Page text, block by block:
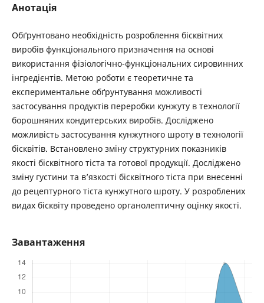
Анотація
Обґрунтовано необхідність розроблення бісквітних
виробів функціонального призначення на основі
використання фізіологічно-функціональних сировинних
інгредієнтів. Метою роботи є теоретичне та
експериментальне обґрунтування можливості
застосування продуктів переробки кунжуту в технології
борошняних кондитерських виробів. Досліджено
можливість застосування кунжутного шроту в технології
бісквітів. Встановлено зміну структурних показників
якості бісквітного тіста та готової продукції. Досліджено
зміну густини та в’язкості бісквітного тіста при внесенні
до рецептурного тіста кунжутного шроту. У розроблених
видах бісквіту проведено органолептичну оцінку якості.
Завантаження